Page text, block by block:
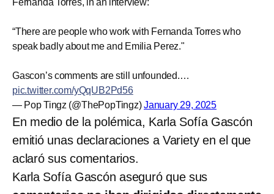
Fernanda Torres, in an interview:
“There are people who work with Fernanda Torres who
speak badly about me and Emilia Perez."
Gascon’s comments are still unfounded.…
pic.twitter.com/yQqUB2Pd56
— Pop Tingz (@ThePopTingz)January 29, 2025
En medio de la polémica, Karla Sofía Gascón
emitió unas declaraciones a Variety en el que
aclaró sus comentarios.
Karla Sofía Gascón aseguró que sus